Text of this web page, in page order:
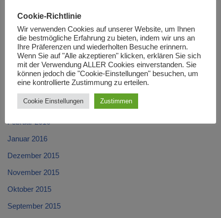
August 2016
Juli 2016
Juni 2016
Mai 2016
März 2016
Februar 2016
Januar 2016
Dezember 2015
November 2015
Oktober 2015
September 2015
Cookie-Richtlinie
Wir verwenden Cookies auf unserer Website, um Ihnen
die bestmögliche Erfahrung zu bieten, indem wir uns an
Ihre Präferenzen und wiederholten Besuche erinnern.
Wenn Sie auf "Alle akzeptieren" klicken, erklären Sie sich
mit der Verwendung ALLER Cookies einverstanden. Sie
können jedoch die "Cookie-Einstellungen" besuchen, um
eine kontrollierte Zustimmung zu erteilen.
Cookie Einstellungen Zustimmen